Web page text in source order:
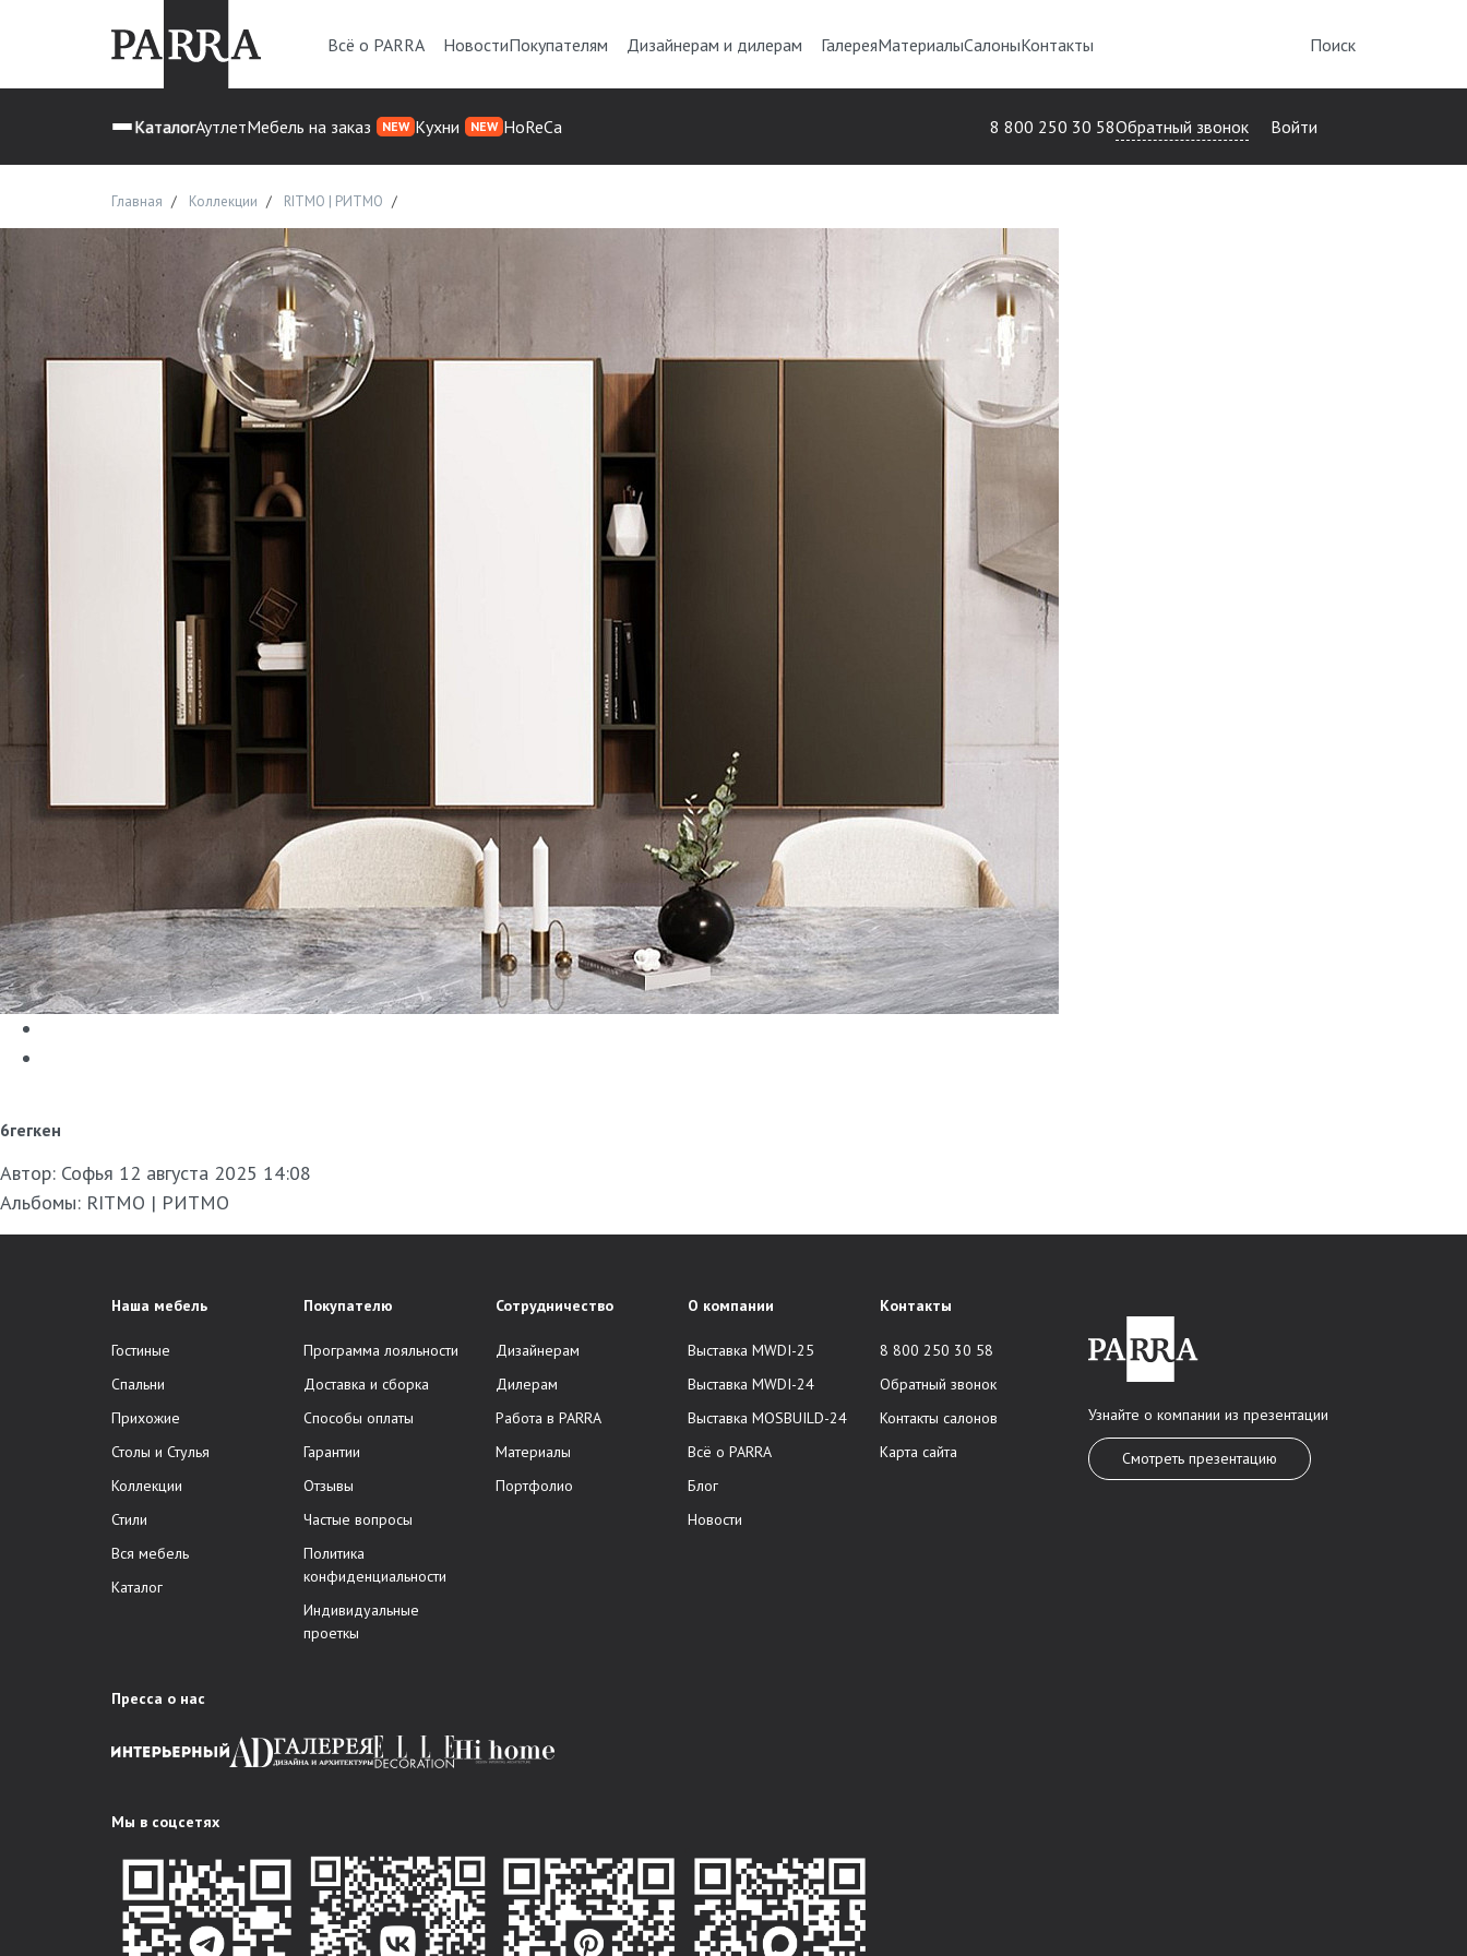
Всё о PARRA НовостиПокупателям Дизайнерам и дилерам ГалереяМатериалыСалоныКонтакты Поиск
КаталогАутлетМебель на заказ NEW Кухни NEW HoReCa 8 800 250 30 58Обратный звонок Войти
Главная Коллекции RITMO | РИТМО
6гегкен
Автор: Софья 12 августа 2025 14:08
Альбомы: RITMO | РИТМО
Наша мебель
Гостиные
Спальни
Прихожие
Столы и Стулья
Коллекции
Стили
Вся мебель
Каталог
Покупателю
Программа лояльности
Доставка и сборка
Способы оплаты
Гарантии
Отзывы
Частые вопросы
Политика
конфиденциальности
Индивидуальные
проеткы
Сотрудничество
Дизайнерам
Дилерам
Работа в PARRA
Материалы
Портфолио
О компании
Выставка MWDI-25
Выставка MWDI-24
Выставка MOSBUILD-24
Всё о PARRA
Блог
Новости
Контакты
8 800 250 30 58
Обратный звонок
Контакты салонов
Карта сайта
Узнайте о компании из презентации
Смотреть презентацию
Пресса о нас
Мы в соцсетях